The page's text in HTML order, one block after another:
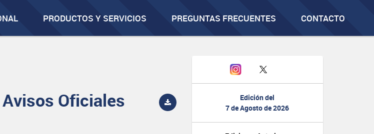
PRODUCTOS Y SERVICIOS PREGUNTAS FRECUENTES CONTACTO
Edición del
7 de Agosto de 2026
Oficiales